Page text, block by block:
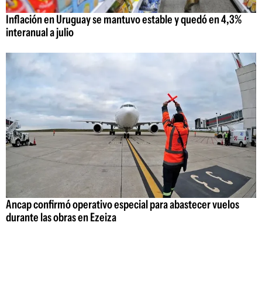
Inflación en Uruguay se mantuvo estable y quedó en 4,3%
interanual a julio
Ancap confirmó operativo especial para abastecer vuelos
durante las obras en Ezeiza